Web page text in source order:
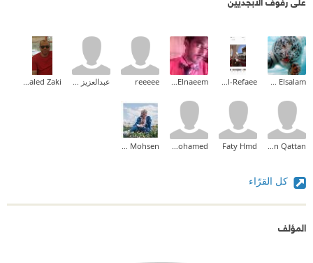
Ehab Mohammed Abd Elsalam
Fatma Al-Refaee
Mahmoud A. Elnaeem
reeeee عبدالعزيز العنزي Khaled Zaki
Sultan Qattan
Faty Hmd
taher mohamed
Taghreed Mohsen
كل القرّاء
المؤلف